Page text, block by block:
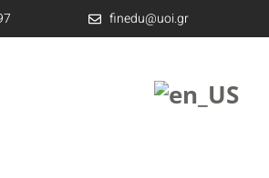
finedu@uoi.gr